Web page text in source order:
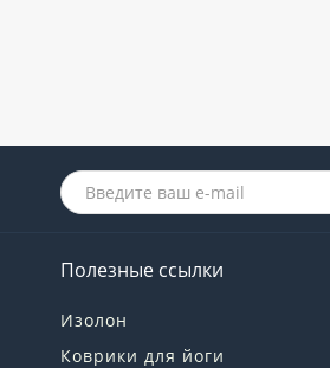
Полезные ссылки
Изолон
Коврики для йоги